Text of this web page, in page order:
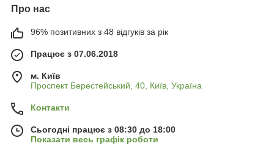
Про нас
96% позитивних з 48 відгуків за рік
Працює з 07.06.2018
м. Київ
Проспект Берестейський, 40, Київ, Україна
Контакти
Сьогодні працює з 08:30 до 18:00
Показати весь графік роботи